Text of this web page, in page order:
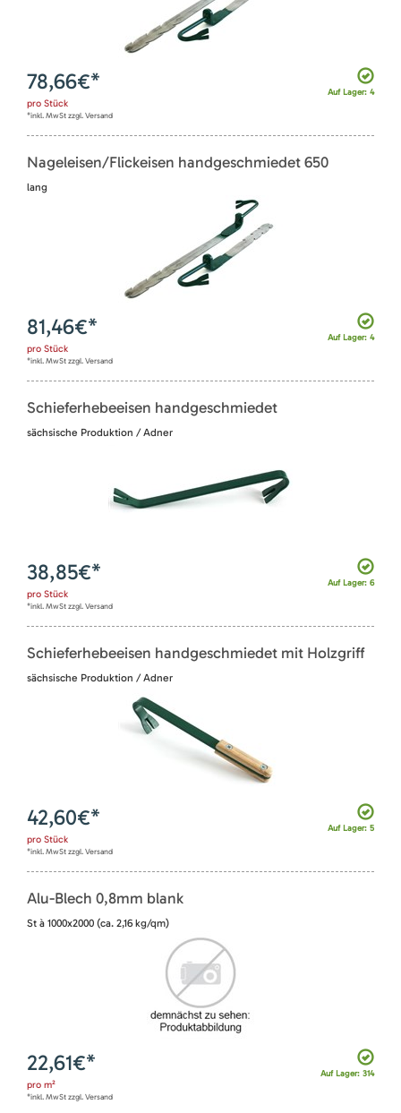
Auf Lager: 4
78,66€*
pro Stück
*inkl. MwSt zzgl. Versand
Nageleisen/Flickeisen handgeschmiedet 650
lang
Auf Lager: 4
81,46€*
pro Stück
*inkl. MwSt zzgl. Versand
Schieferhebeeisen handgeschmiedet
sächsische Produktion / Adner
Auf Lager: 6
38,85€*
pro Stück
*inkl. MwSt zzgl. Versand
Schieferhebeeisen handgeschmiedet mit Holzgriff
sächsische Produktion / Adner
Auf Lager: 5
42,60€*
pro Stück
*inkl. MwSt zzgl. Versand
Alu-Blech 0,8mm blank
St à 1000x2000 (ca. 2,16 kg/qm)
Auf Lager: 314
22,61€*
pro m²
*inkl. MwSt zzgl. Versand